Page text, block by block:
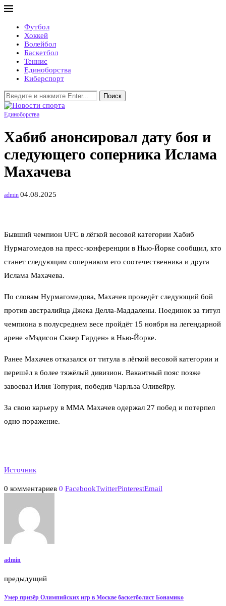
Футбол
Хоккей
Волейбол
Баскетбол
Теннис
Единоборства
Киберспорт
Поиск
Единоборства
Хабиб анонсировал дату боя и
следующего соперника Ислама
Махачева
admin 04.08.2025
Бывший чемпион UFC в лёгкой весовой категории Хабиб
Нурмагомедов на пресс-конференции в Нью-Йорке сообщил, кто
станет следующим соперником его соотечественника и друга
Ислама Махачева.
По словам Нурмагомедова, Махачев проведёт следующий бой
против австралийца Джека Делла-Маддалены. Поединок за титул
чемпиона в полусреднем весе пройдёт 15 ноября на легендарной
арене «Мэдисон Сквер Гарден» в Нью-Йорке.
Ранее Махачев отказался от титула в лёгкой весовой категории и
перешёл в более тяжёлый дивизион. Вакантный пояс позже
завоевал Илия Топурия, победив Чарльза Оливейру.
За свою карьеру в ММА Махачев одержал 27 побед и потерпел
одно поражение.
Источник
0 комментариев 0 FacebookTwitterPinterestEmail
admin
предыдущий
Умер призёр Олимпийских игр в Москве баскетболист Бонамико